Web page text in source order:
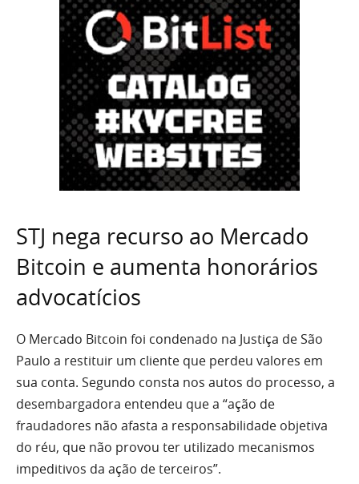
STJ nega recurso ao Mercado
Bitcoin e aumenta honorários
advocatícios
O Mercado Bitcoin foi condenado na Justiça de São
Paulo a restituir um cliente que perdeu valores em
sua conta. Segundo consta nos autos do processo, a
desembargadora entendeu que a “ação de
fraudadores não afasta a responsabilidade objetiva
do réu, que não provou ter utilizado mecanismos
impeditivos da ação de terceiros”.